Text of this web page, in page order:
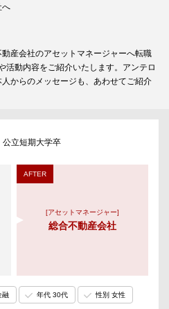
へ
産会社のアセットマネージャーへ転職
活動内容をご紹介いたします。アンテロ
からのメッセージも、あわせてご紹介
公立短期大学卒
AFTER
[アセットマネージャー]
総合不動産会社
融 年代 30代 性別 女性